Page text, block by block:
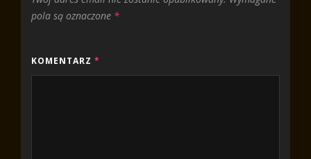
pola są oznaczone *
KOMENTARZ *